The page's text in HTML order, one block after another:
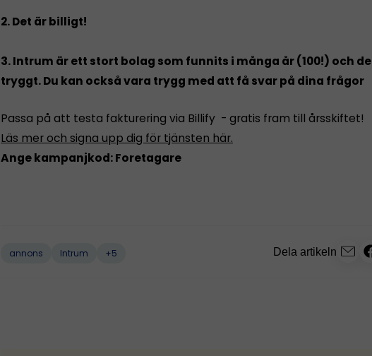
2. Det är billigt!
3. Intrum är ett stort bolag som funnits i många år (100!) och
tryggt. Du kan också vara trygg med att få svar på dina frågor
Passa på att testa fakturering via Billify - gratis fram till årsskiftet!
Läs mer och signa upp dig för tjänsten här.
Ange kampanjkod: Foretagare
annons Intrum +5 Dela artikeln